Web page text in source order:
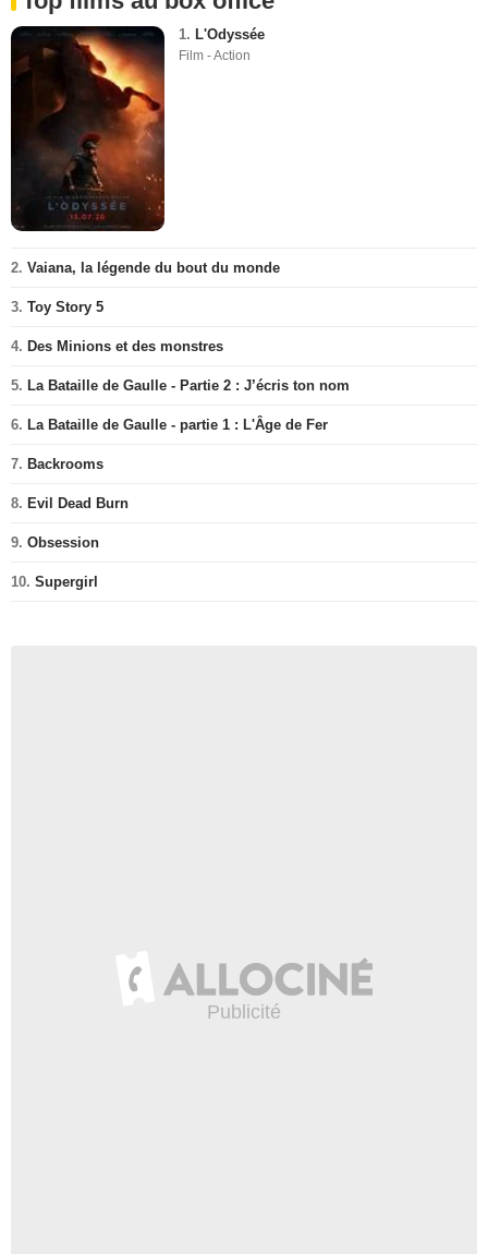
1. L'Odyssée
Film - Action
2. Vaiana, la légende du bout du monde
3. Toy Story 5
4. Des Minions et des monstres
5. La Bataille de Gaulle - Partie 2 : J’écris ton nom
6. La Bataille de Gaulle - partie 1 : L'Âge de Fer
7. Backrooms
8. Evil Dead Burn
9. Obsession
10. Supergirl